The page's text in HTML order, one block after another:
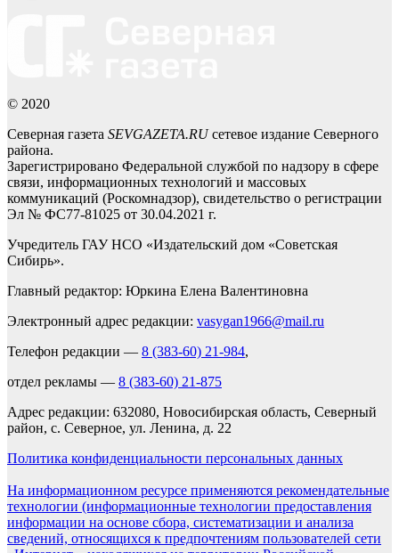
© 2020
Северная газета SEVGAZETA.RUсетевое издание Северного
района.
Зарегистрировано Федеральной службой по надзору в сфере
связи, информационных технологий и массовых
коммуникаций (Роскомнадзор), свидетельство о регистрации
Эл № ФС77-81025 от 30.04.2021 г.
Учредитель ГАУ НСО «Издательский дом «Советская
Сибирь».
Главный редактор: Юркина Елена Валентиновна
Электронный адрес редакции: vasygan1966@mail.ru
Телефон редакции — 8 (383-60) 21-984,
отдел рекламы — 8 (383-60) 21-875
Адрес редакции: 632080, Новосибирская область, Северный
район, с. Северное, ул. Ленина, д. 22
Политика конфиденциальности персональных данных
На информационном ресурсе применяются рекомендательные
технологии (информационные технологии предоставления
информации на основе сбора, систематизации и анализа
сведений, относящихся к предпочтениям пользователей сети